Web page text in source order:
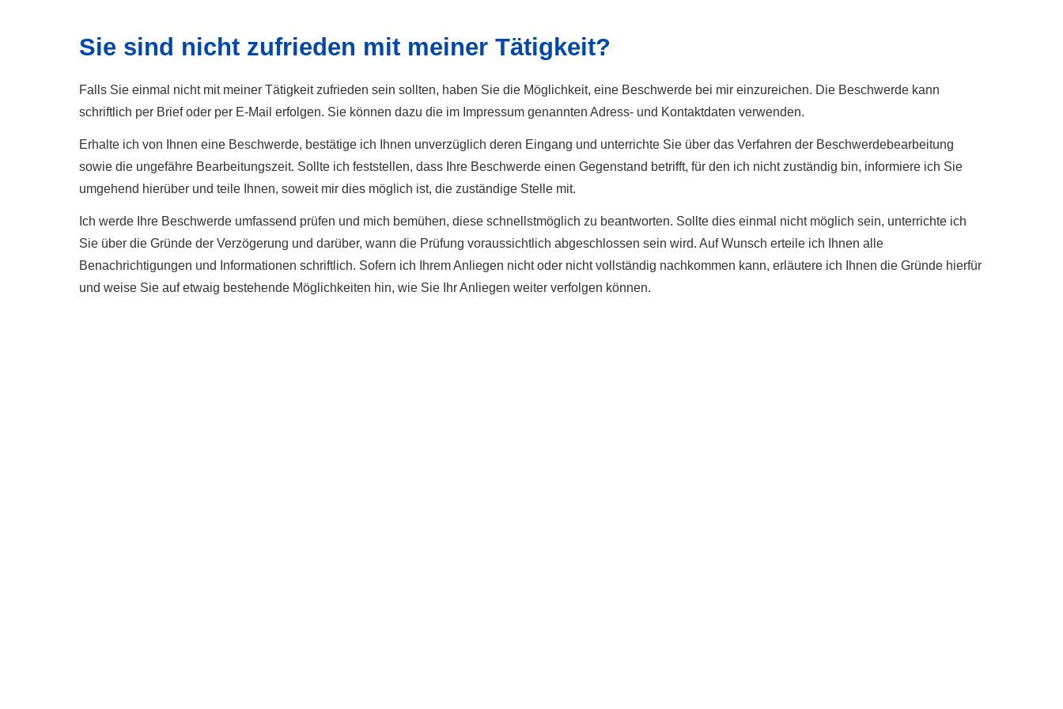
Sie sind nicht zufrieden mit meiner Tätigkeit?
Falls Sie einmal nicht mit meiner Tätigkeit zufrieden sein sollten, haben Sie die Möglichkeit, eine Beschwerde bei mir einzureichen. Die Beschwerde kann
schriftlich per Brief oder per E-Mail erfolgen. Sie können dazu die im Impressum genannten Adress- und Kontaktdaten verwenden.
Erhalte ich von Ihnen eine Beschwerde, bestätige ich Ihnen unverzüglich deren Eingang und unterrichte Sie über das Verfahren der Beschwerdebearbeitung
sowie die ungefähre Bearbeitungszeit. Sollte ich feststellen, dass Ihre Beschwerde einen Gegenstand betrifft, für den ich nicht zuständig bin, informiere ich Sie
umgehend hierüber und teile Ihnen, soweit mir dies möglich ist, die zuständige Stelle mit.
Ich werde Ihre Beschwerde umfassend prüfen und mich bemühen, diese schnellstmöglich zu beantworten. Sollte dies einmal nicht möglich sein, unterrichte ich
Sie über die Gründe der Verzögerung und darüber, wann die Prüfung voraussichtlich abgeschlossen sein wird. Auf Wunsch erteile ich Ihnen alle
Benachrichtigungen und Informationen schriftlich. Sofern ich Ihrem Anliegen nicht oder nicht vollständig nachkommen kann, erläutere ich Ihnen die Gründe hierfür
und weise Sie auf etwaig bestehende Möglichkeiten hin, wie Sie Ihr Anliegen weiter verfolgen können.